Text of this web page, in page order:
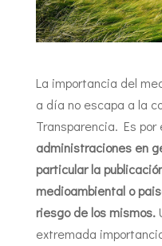
La importancia del
a día no escapa a la
Transparencia. Es por
administraciones en
particular la
medioambiental o
riesgo de los mismos.
extremada